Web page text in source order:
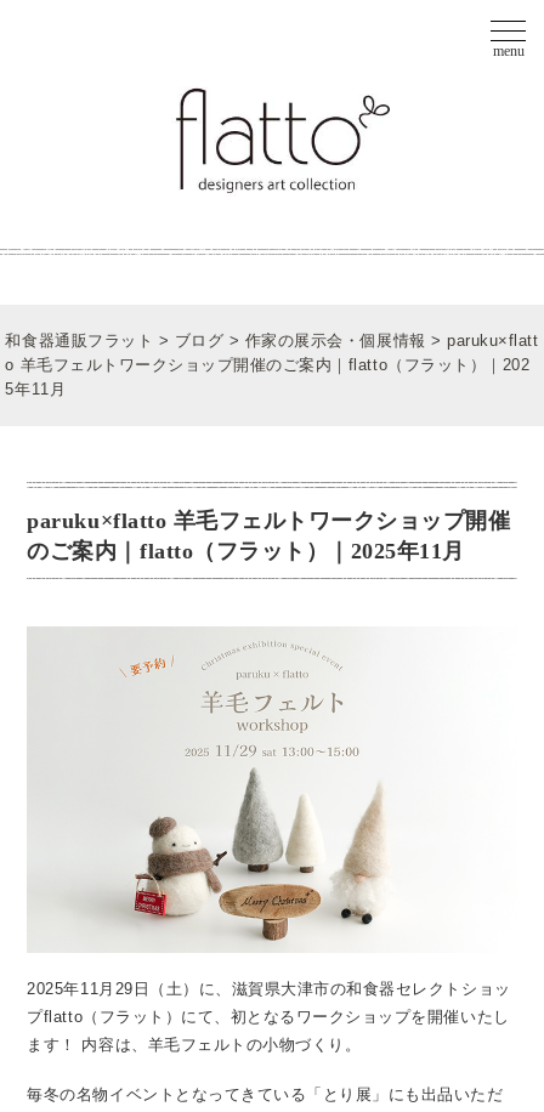
和食器通販フラット > ブログ > 作家の展示会・個展情報 >paruku×flatt
o 羊毛フェルトワークショップ開催のご案内｜flatto（フラット）｜202
5年11月
paruku×flatto 羊毛フェルトワークショップ開催
のご案内｜flatto（フラット）｜2025年11月
2025年11月29日（土）に、滋賀県大津市の和食器セレクトショッ
プflatto（フラット）にて、初となるワークショップを開催いたし
ます！
内容は、羊毛フェルトの小物づくり。
毎冬の名物イベントとなってきている「とり展」にも出品いただ